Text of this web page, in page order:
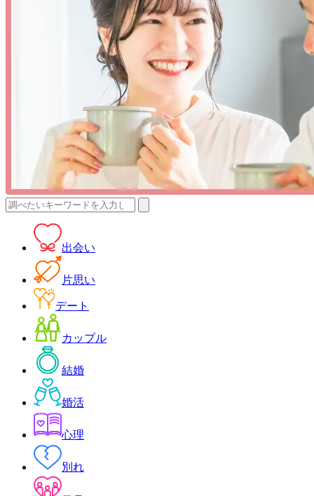
検
出会い
片思い
デート
カップル
結婚
婚活
心理
別れ